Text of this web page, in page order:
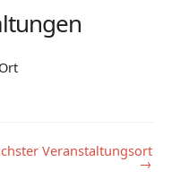
Veranstaltungsort
→